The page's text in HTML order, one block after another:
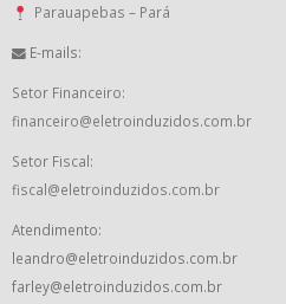
Parauapebas – Pará
E-mails:
Setor Financeiro:
financeiro@eletroinduzidos.com.br
Setor Fiscal:
fiscal@eletroinduzidos.com.br
Atendimento:
leandro@eletroinduzidos.com.br
farley@eletroinduzidos.com.br